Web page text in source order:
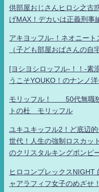
供部屋おじさんヒロシ之古
げMAX！デカいは正義刑事
アキヨッフル-！ネオニート
（子ども部屋おばさんの自
[ヨシヨシロッフル-！！-素
うこそYOUKO！のナンノ
モリッフル！ 50代無職独
トの杜 モリッフル
ユキユキッフル2！ど底辺
世代！人生の強制ロスカッ
のクリスタルキングボンビ
ヒロコンプレックスNIGHT
ャアラフィフ女子のめざせ